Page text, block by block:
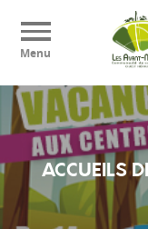
Menu
ACCUEILS
Panneau de gestion des